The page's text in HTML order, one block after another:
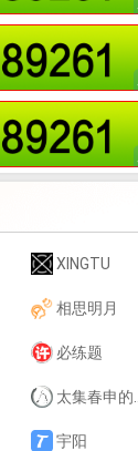
XINGTU
相思明月
必练题
太集春申的视界 -
宇阳